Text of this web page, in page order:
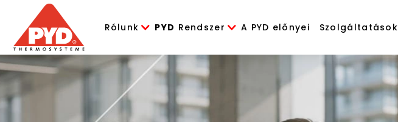
Rólunk PYD Rendszer A PYD előnyei Szolgáltatások